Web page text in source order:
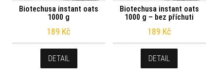
Biotechusa instant oats
1000 g
189 Kč
DETAIL
Biotechusa instant oats
1000 g – bez příchuti
189 Kč
DETAIL